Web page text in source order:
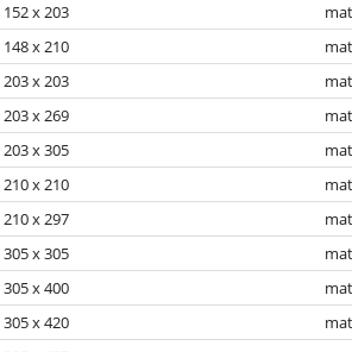
152 x 203
148 x 210
203 x 203
203 x 269
203 x 305
210 x 210
210 x 297
305 x 305
305 x 400
305 x 420